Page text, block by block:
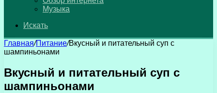
Музыка
Искать
Главная/Питание/Вкусный и питательный суп с
шампиньонами
Вкусный и питательный суп с
шампиньонами